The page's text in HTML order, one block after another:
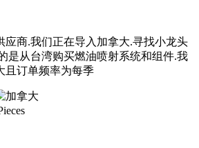
应商.我们正在导入加拿大.寻找小龙头
是从台湾购买燃油喷射系统和组件.我
且订单频率为每季